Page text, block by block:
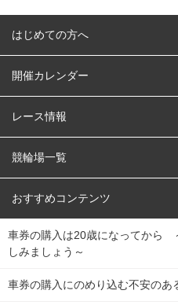
はじめての方へ
はじめての方へ
開催カレンダー
競輪
オートレース
競輪くじ
Dokanto!
チャリロトプラザ
レース情報
レース予想
レース結果
キャリーオーバー一覧
競輪場一覧
北日本 函館競輪場
関
東
弥彦競輪場 前橋競輪場
おすすめコンテンツ
競輪選手情報
Perfecta Navi
車券の購入は20歳になってから
しみましょう～
車券の購入にのめり込む不安のあ